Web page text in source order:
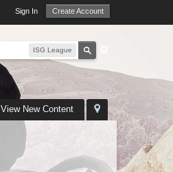
Sign In Create Account
ISG League
View New Content